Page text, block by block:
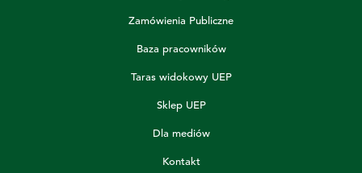
Zamówienia Publiczne
Baza pracowników
Taras widokowy UEP
Sklep UEP
Dla mediów
Kontakt